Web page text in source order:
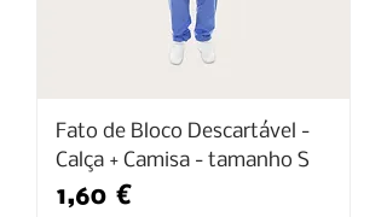
Fato de Bloco Descartável -
Calça + Camisa - tamanho S
Preço
1,60 €